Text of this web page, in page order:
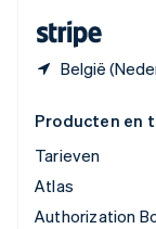
België
Producten en
Tarieven
Atlas
Authorization